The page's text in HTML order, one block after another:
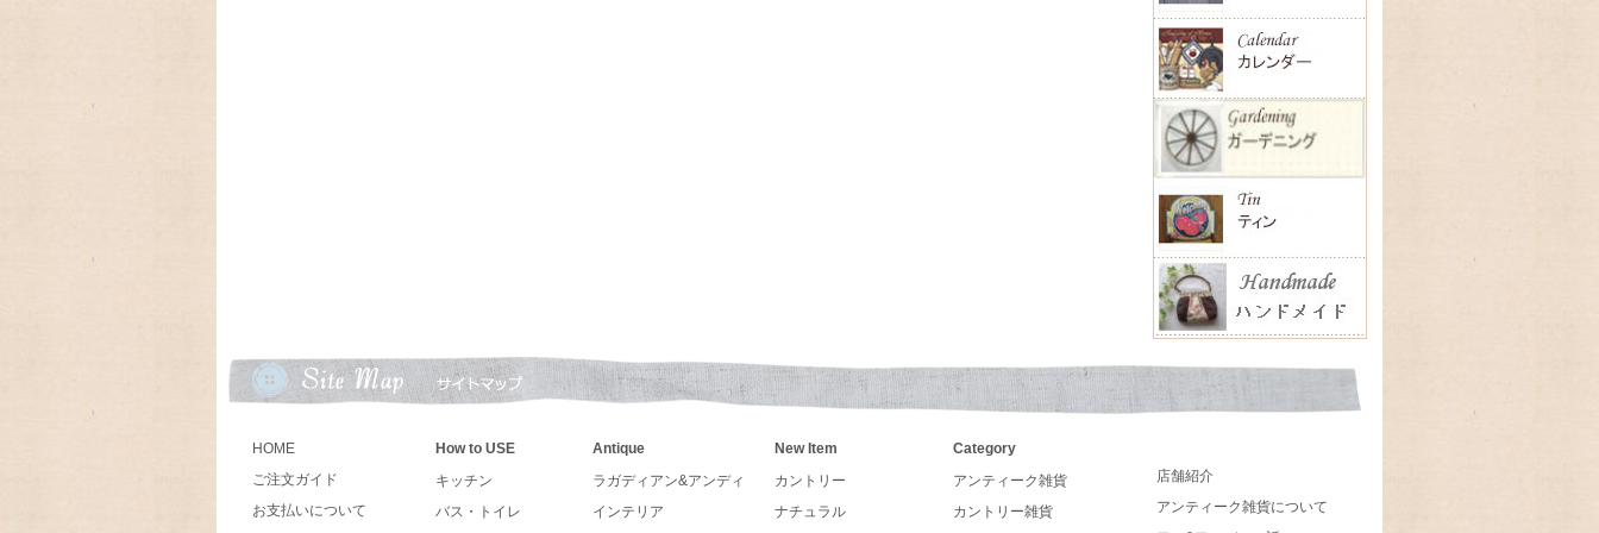
2023/09/09 アメリカの人気アーチストが描くカントリー調カレンダーLegacy レガシ
ーカレンダー、Lang ラングカレンダー2024年入荷いたしました。
数に限りが有りますので,お早めにご予約下さい
2023/08/31 ♫ 2024年USAラングカレンダー、レガシーカレンダー予約販売中です
お買い上げの方に、キャンベルキッズのアイロンプリントフェルトをプレゼント致します
HOME
ご注文ガイド
お支払いについて
How to USE
キッチン
バス・トイレ
Antique
ラガディアン&アンディ
インテリア
New Item
カントリー
ナチュラル
Category
アンティーク雑貨
カントリー雑貨
店舗紹介
アンティーク雑貨について